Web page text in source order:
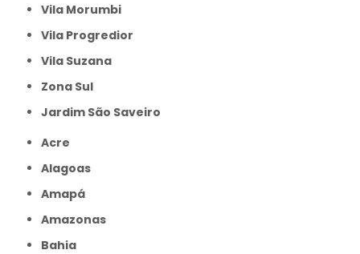
Vila Morumbi
Vila Progredior
Vila Suzana
Zona Sul
jardim São Saveiro
Acre
Alagoas
Amapá
Amazonas
Bahia